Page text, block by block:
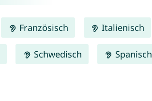
Französisch Italienisch
Schwedisch Spanisch